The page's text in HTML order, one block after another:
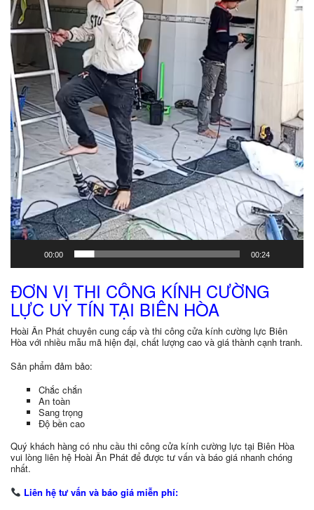
00:00 00:24
ĐƠN VỊ THI CÔNG KÍNH CƯỜNG
LỰC UY TÍN TẠI BIÊN HÒA
Hoài Ân Phát chuyên cung cấp và thi công cửa kính cường lực Biên
Hòa với nhiều mẫu mã hiện đại, chất lượng cao và giá thành cạnh tranh.
Sản phẩm đảm bảo:
Chắc chắn
An toàn
Sang trọng
Độ bền cao
Quý khách hàng có nhu cầu thi công cửa kính cường lực tại Biên Hòa
vui lòng liên hệ Hoài Ân Phát để được tư vấn và báo giá nhanh chóng
nhất.
Liên hệ tư vấn và báo giá miễn phí: